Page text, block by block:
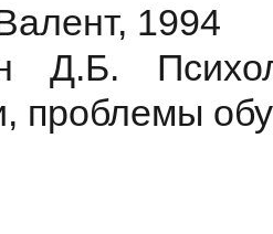
1994
Д.Б.
проблемы